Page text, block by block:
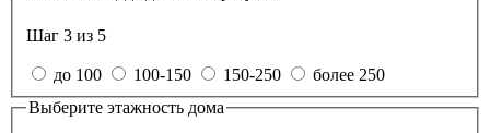
Шаг 3 из 5
до 100 100-150 150-250
более 250
Выберите этажность дома